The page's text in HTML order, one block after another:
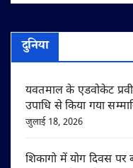
दुनिया
यवतमाल के एडवोकेट
उपाधि से किया गया
जुलाई 18, 2026
शिकागो में योग दिवस पर